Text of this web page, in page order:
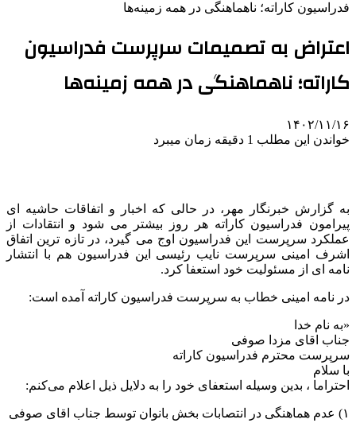
فدراسیون کاراته؛ ناهماهنگی در همه زمینه‌ها
اعتراض به تصمیمات سرپرست فدراسیون
کاراته؛ ناهماهنگی در همه زمینه‌ها
۱۴۰۲/۱۱/۱۶
خواندن این مطلب 1 دقیقه زمان میبرد
به گزارش خبرنگار مهر، در حالی که اخبار و اتفاقات حاشیه ای
پیرامون فدراسیون کاراته هر روز بیشتر می شود و انتقادات از
عملکرد سرپرست این فدراسیون اوج می گیرد، در تازه ترین اتفاق
اشرف امینی سرپرست نایب رئیسی این فدراسیون هم با انتشار
نامه ای از مسئولیت خود استعفا کرد.
در نامه امینی خطاب به سرپرست فدراسیون کاراته آمده است:
«به نام خدا
جناب اقای مزدا صوفی
سرپرست محترم فدراسیون کاراته
با سلام
احتراما ، بدین وسیله استعفای خود را به دلایل ذیل اعلام می‌کنم:
۱) عدم هماهنگی در انتصابات بخش بانوان توسط جناب اقای صوفی